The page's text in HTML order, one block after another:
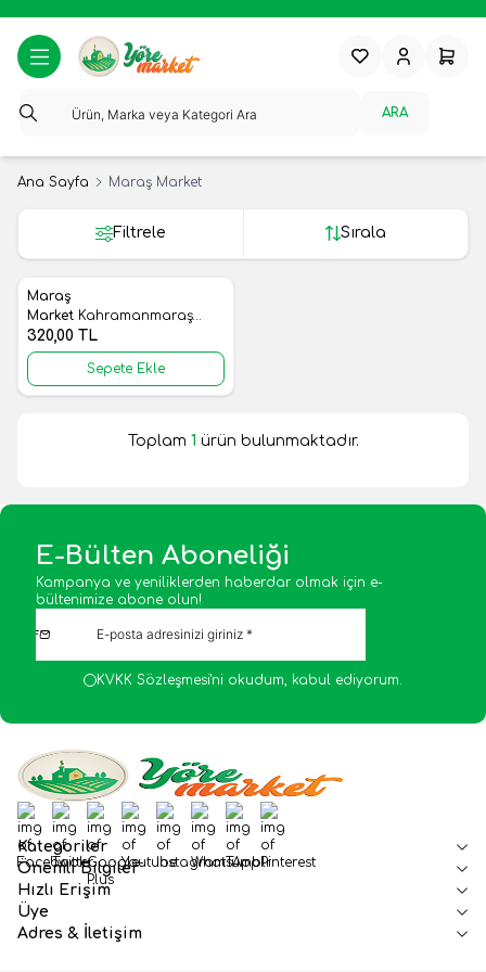
ARA
FavorilerimHesabım
Ana Sayfa Maraş Market
Filtrele Sırala
Yeni
Favorilere Ekle
Maraş
Market Kahramanmaraş
Petek Bal
320,00 TL
Sepete Ekle
Toplam 1 ürün bulunmaktadır.
E-Bülten Aboneliği
Kampanya ve yeniliklerden haberdar olmak için e-
bültenimize abone olun!
KVKK Sözleşmesi'niokudum, kabul ediyorum.
Facebook
TwitterGoogle-Plus
YoutubeInstagram
WhatsApp
TumblrPinterest
Kategoriler
Önemli Bilgiler
Hızlı Erişim
Üye
Adres & İletişim